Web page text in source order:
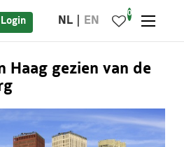
Login NL EN
0
Haag gezien van de